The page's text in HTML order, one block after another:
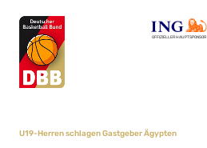
OFFIZIELLER HAUPTSPONSOR
U19-Herren schlagen Gastgeber Ägypten